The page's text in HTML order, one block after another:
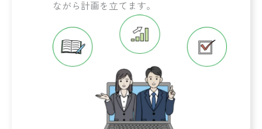
ながら計画を立てます。